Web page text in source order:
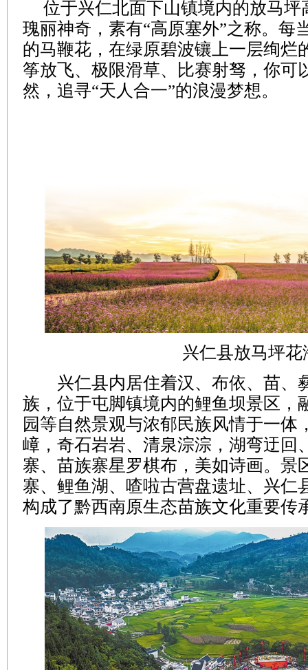
位于兴仁北面下山镇境内的放马坪
瑰丽神奇，素有“高原塞外”之称。每
的马鞭花，在绿原碧波镶上一层绚烂
筝放飞、极限滑草、比赛射驽，你可
然，追寻“天人合一”的浪漫梦想。
兴仁县放马坪花
兴仁县内居住着汉、布依、苗、
族，位于屯脚镇境内的鲤鱼坝景区，
园等自然景观与浓郁民族风情于一体
嶂，奇石岩岩、清泉淙淙，湖弯迂回
寨、苗族寨星罗棋布，美如诗画。景
寨、鲤鱼湖、喳啦古营盘遗址、兴仁
构成了黔西南原生态苗族文化重要传